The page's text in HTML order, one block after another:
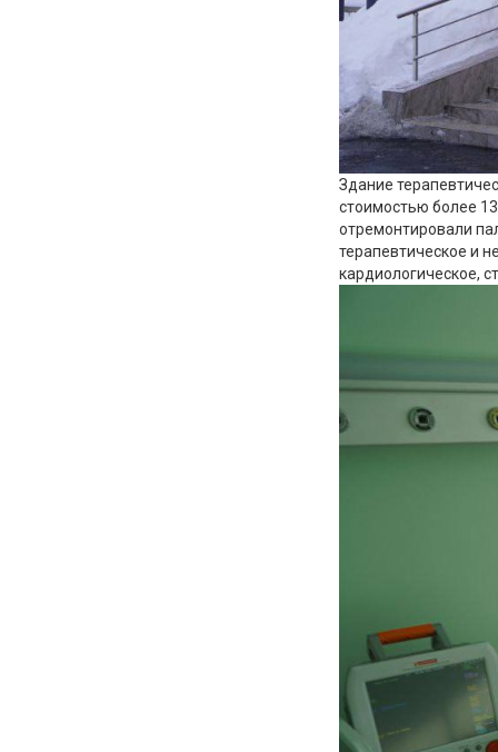
Здание
стоимостью более
отремонтировали
терапевтическое и
кардиологическое,